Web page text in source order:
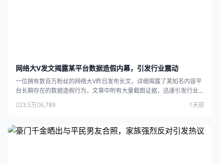
网络大V发文揭露某平台数据造假内幕，引发行业震动
一位拥有数百万粉丝的网络大V昨日发布长文，详细揭露了某知名内容平
台长期存在的数据造假行为，文章中附有大量截图证据，迅速引发行业广
23.5万 6,789 1天前